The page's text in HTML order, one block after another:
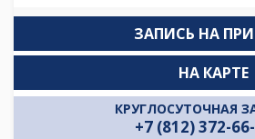
ЗАПИСЬ НА
КРУГЛОСУТОЧНАЯ
+7 (812) 372-
НА КАРТЕ